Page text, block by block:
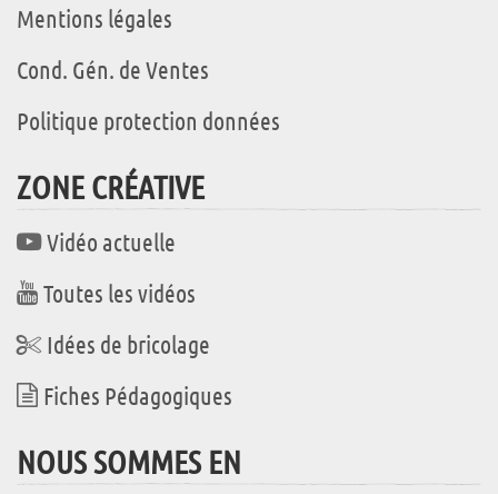
Mentions légales
Cond. Gén. de Ventes
Politique protection données
ZONE CRÉATIVE
Vidéo actuelle
Toutes les vidéos
Idées de bricolage
Fiches Pédagogiques
NOUS SOMMES EN